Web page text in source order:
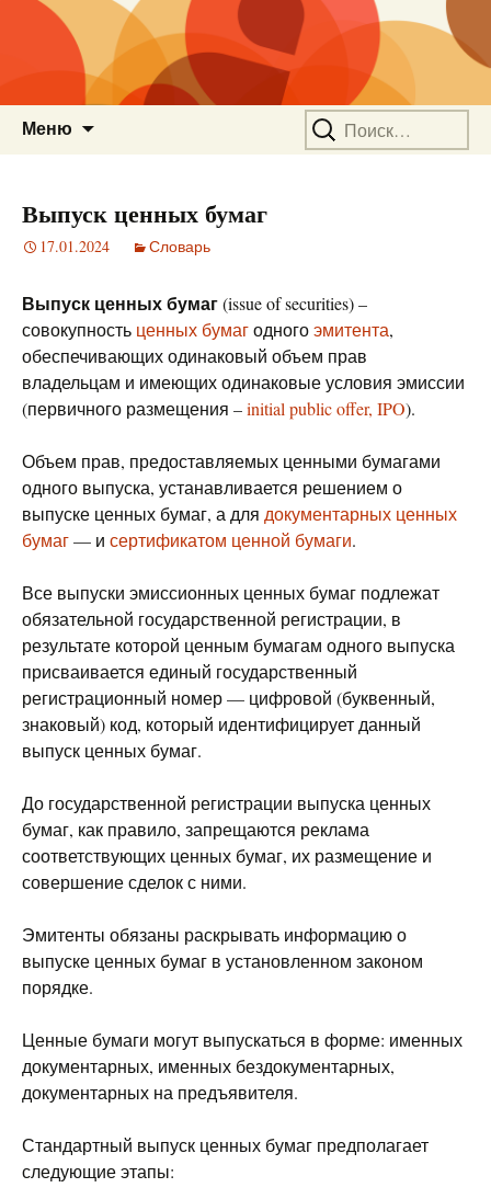
Меню Найти:
Выпуск ценных бумаг
17.01.2024 Словарь
Выпуск ценных бумаг(issue of securities) –
совокупность ценных бумагодногоэмитента,
обеспечивающих одинаковый объем прав
владельцам и имеющих одинаковые условия эмиссии
(первичного размещения –initial public offer, IPO).
Объем прав, предоставляемых ценными бумагами
одного выпуска, устанавливается решением о
выпуске ценных бумаг, а для документарных ценных
бумаг— и сертификатом ценной бумаги.
Все выпуски эмиссионных ценных бумаг подлежат
обязательной государственной регистрации, в
результате которой ценным бумагам одного выпуска
присваивается единый государственный
регистрационный номер — цифровой (буквенный,
знаковый) код, который идентифицирует данный
выпуск ценных бумаг.
До государственной регистрации выпуска ценных
бумаг, как правило, запрещаются реклама
соответствующих ценных бумаг, их размещение и
совершение сделок с ними.
Эмитенты обязаны раскрывать информацию о
выпуске ценных бумаг в установленном законом
порядке.
Ценные бумаги могут выпускаться в форме: именных
документарных, именных бездокументарных,
документарных на предъявителя.
Стандартный выпуск ценных бумаг предполагает
следующие этапы: